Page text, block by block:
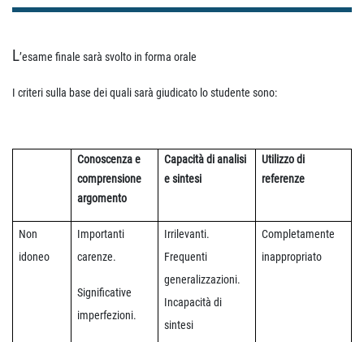
L’esame finale sarà svolto in forma orale
I criteri sulla base dei quali sarà giudicato lo studente sono:
Conoscenza e
comprensione
argomento
Capacità di analisi
e sintesi
Utilizzo di
referenze
Non
idoneo
Importanti
carenze.
Significative
imperfezioni.
Irrilevanti.
Frequenti
generalizzazioni.
Incapacità di
sintesi
Completamente
inappropriato